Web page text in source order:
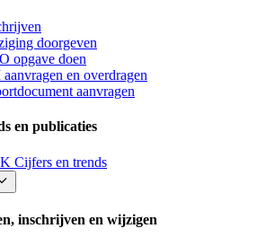
doorgeven
opgave doen
en overdragen
aanvragen
en publicaties
Cijfers en trends
inschrijven en wijzigen